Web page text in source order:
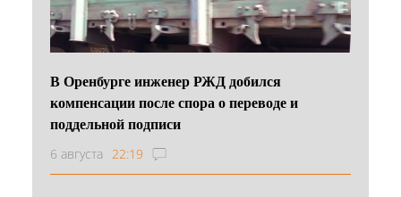
В Оренбурге инженер РЖД добился
компенсации после спора о переводе и
поддельной подписи
6 августа 22:19